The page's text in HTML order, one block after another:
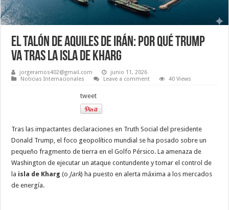
El talón de Aquiles de Irán: Por qué Trump
va tras la isla de Kharg
jorgeramos402@gmail.com
junio 11, 2026
Noticias Internacionales
Leave a comment 40 Views
tweet
Tras las impactantes declaraciones en Truth Social del presidente
Donald Trump, el foco geopolítico mundial se ha posado sobre un
pequeño fragmento de tierra en el Golfo Pérsico. La amenaza de
Washington de ejecutar un ataque contundente y tomar el control de
la isla de Kharg (o Jark) ha puesto en alerta máxima a los mercados
de energía.